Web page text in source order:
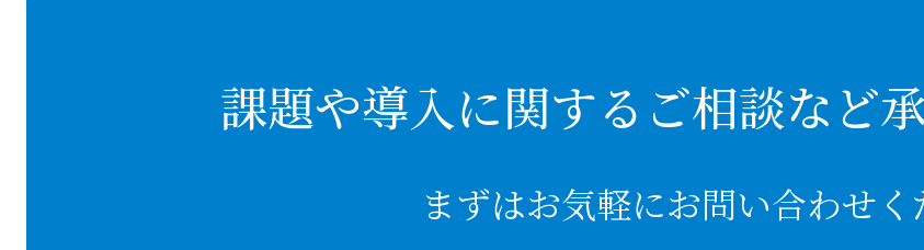
課題や導入に関するご相談など承
まずはお気軽にお問い合わせく